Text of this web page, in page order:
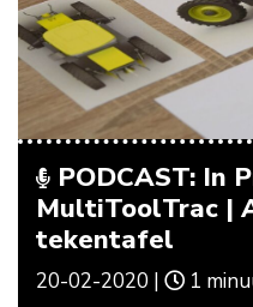
PODCAST: In
MultiToolTrac |
tekentafel
20-02-2020 | 1